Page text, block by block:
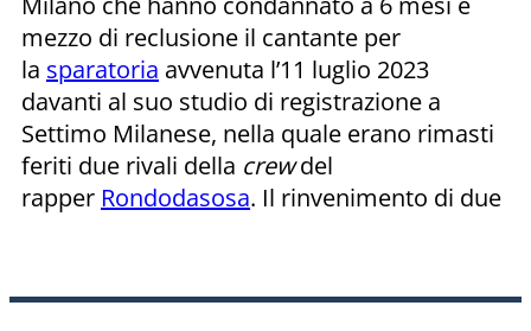
mezzo di reclusione il cantante per
la sparatoria avvenuta l’11 luglio 2023
davanti al suo studio di registrazione a
Settimo Milanese, nella quale erano rimasti
feriti due rivali della crewdel
rapper Rondodasosa. Il rinvenimento di due